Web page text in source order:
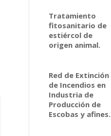
Tratamiento
fitosanitario de
estiércol de
origen animal.
Red de Extinción
de Incendios en
Industria de
Producción de
Escobas y afines.